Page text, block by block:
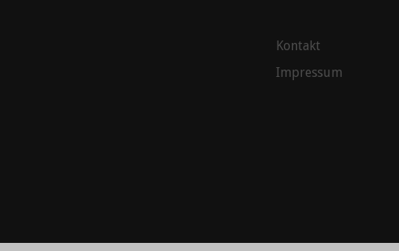
Kontakt
Impressum